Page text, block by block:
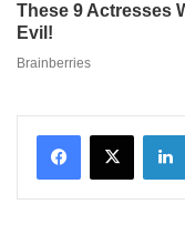
Facebook
X